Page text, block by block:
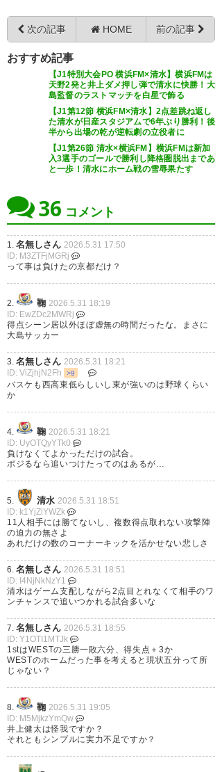
なかなか勝てないね
1-1ドロー引き分け
来週土曜日
第2戦今度は日産スタジアム
#清水エスパルス
#spulse
#今年初のかき氷
2026, 5月 31
POラウンド第1戦は1-1ドロー。
マリノス相手に相性のよくない
エスパルスにとっては数字上は
及第点といったところ？
それにしても、今日の出来のマ
リノス相手なら複数得点取って
とどめを刺しておきたかっ
た・・・と殆どのエスパルスサ
ポは思ったのでは
26/27シーズンはこんな感じに
なりそう。
#spulse
— 宇宙猿人ゴリ (enjingori)
2026, 5月 31
DAZNでエスパルスvsマリノス
見よって、メインスタンドにこ
の看板あって｢どっちだよ！｣っ
てなったのワシだけ？？
— サガン由布院 (Sagan_Yufuin)
2026, 5月 31
次の記事 HOME 前の記事
おすすめ記事
【J1特別大会PO 横浜FM×清水】横浜FMは
天野2発と井上ダメ押し弾で清水に快勝！大
島監督のラストマッチを白星で飾る
【J1第12節 横浜FM×清水】2点差跳ね返し
た清水が日産スタジアムで6年ぶり勝利！後
半から出場の乾が逆転劇の立役者に
【J1第26節 清水×横浜FM】横浜FMは新加
入3選手のゴールで勝利し降格圏脱出まであ
と一歩！清水にホーム戦の雪辱果たす
36 コメント
1. 名無しさん 2026.5.31 17:50
ID: M3ZTFjMGRj
って事は負けたの京都だけ？
2. 鞠 2026.5.31 18:19
ID: EwZDc2MWRj
得点シーン居以外ほぼ虚無の時間だったな。まさに
大島サッカー
3. 名無しさん 2026.5.31 18:21
ID: ViZjhjN2Fh
>9
バスケも西高東低らしいし東が強いのは野球くらい
か
4. 鞠 2026.5.31 18:21
ID: UyOTQyYTk0
負けなくてよかっただけの試合。
ポジるなら追いつけたってのはあるが…
5. 清水 2026.5.31 18:51
ID: k1YjZlYWZk
11人相手には勝てないし、複数得点取れない攻撃陣
の迫力の無さよ
あれだけの数のコーナーキックを活かせない悲しさ
6. 名無しさん 2026.5.31 18:51
ID: I4NjNkNzY1
清水はゲーム支配しながら2点目とれなくて相手のワ
ンチャンスで追いつかれる試合多いな
7. 名無しさん 2026.5.31 18:55
ID: Y1OTI1MTJk
1stはWESTの三勝一敗六分、得失点＋3か
WESTのホームだった事を考えると現状五分って所
じゃない？
8. 鞠 2026.5.31 19:05
ID: M5MjkzYmQw
井上健太は怪我ですか？
それともシンプルに実力不足ですか？